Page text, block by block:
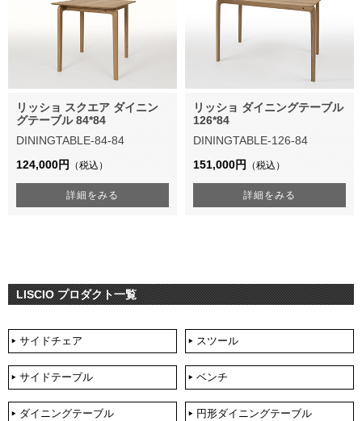
リッショ スクエア ダイニン
グテーブル 84*84
DININGTABLE-84-84
124,000円
（税込）
詳細をみる
リッショ ダイニングテーブル
126*84
DININGTABLE-126-84
151,000円
（税込）
詳細をみる
LISCIO プロダクト一覧
サイドチェア スツール
サイドテーブル ベンチ
ダイニングテーブル 円形ダイニングテーブル